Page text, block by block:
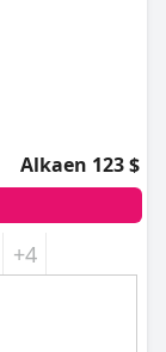
Alkaen 123 $
+4